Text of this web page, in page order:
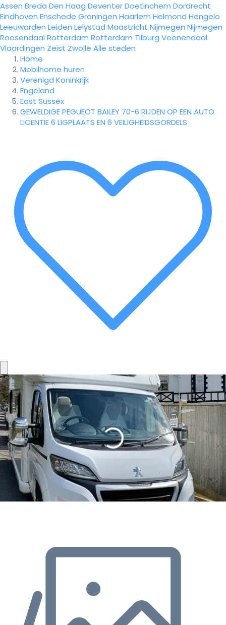
Assen Breda Den Haag DeventerDoetinchem Dordrecht
Eindhoven Enschede Groningen Haarlem Helmond Hengelo
Leeuwarden Leiden Lelystad Maastricht Nijmegen Nijmegen
Roosendaal Rotterdam Rotterdam Tilburg Veenendaal
Vlaardingen Zeist Zwolle Alle steden
Home
Mobilhome huren
Verenigd Koninkrijk
Engeland
East Sussex
GEWELDIGE PEGUEOT BAILEY 70-6 RIJDEN OP EEN AUTO
LICENTIE 6 LIGPLAATS EN 6 VEILIGHEIDSGORDELS